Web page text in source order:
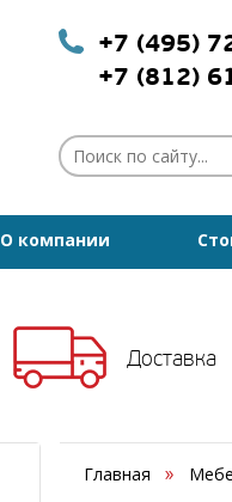
+7 (495)
+7 (812)
О компании
Доставка
Главная